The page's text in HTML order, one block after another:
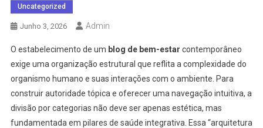
Uncategorized
Junho 3, 2026 Admin
O estabelecimento de um blog de bem-estar contemporâneo
exige uma organização estrutural que reflita a complexidade do
organismo humano e suas interações com o ambiente. Para
construir autoridade tópica e oferecer uma navegação intuitiva, a
divisão por categorias não deve ser apenas estética, mas
fundamentada em pilares de saúde integrativa. Essa “arquitetura